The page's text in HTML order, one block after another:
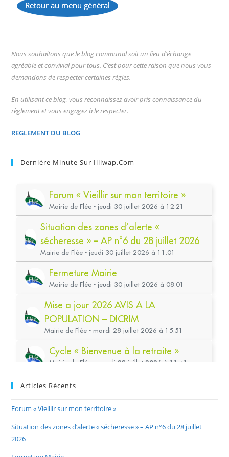
Retour au menu général
...
Nous souhaitons que le blog communal soit un lieu d’échange
agréable et convivial pour tous. C’est pour cette raison que nous vous
demandons de respecter certaines règles.
En utilisant ce blog, vous reconnaissez avoir pris connaissance du
règlement et vous engagez à le respecter.
REGLEMENT DU BLOG
Dernière Minute Sur Illiwap.com
Articles Récents
Forum « Vieillir sur mon territoire »
Situation des zones d’alerte « sécheresse » – AP n°6 du 28 juillet
2026